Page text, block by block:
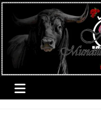
Aller
au
contenu